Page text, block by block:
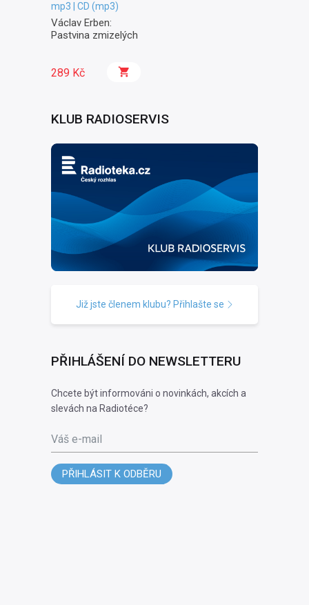
mp3 | CD (mp3)
Václav Erben:
Pastvina zmizelých
289 Kč
KLUB RADIOSERVIS
Již jste členem klubu? Přihlašte se
PŘIHLÁŠENÍ DO NEWSLETTERU
Chcete být informováni o novinkách, akcích a
slevách na Radiotéce?
Váš e-mail
PŘIHLÁSIT K ODBĚRU